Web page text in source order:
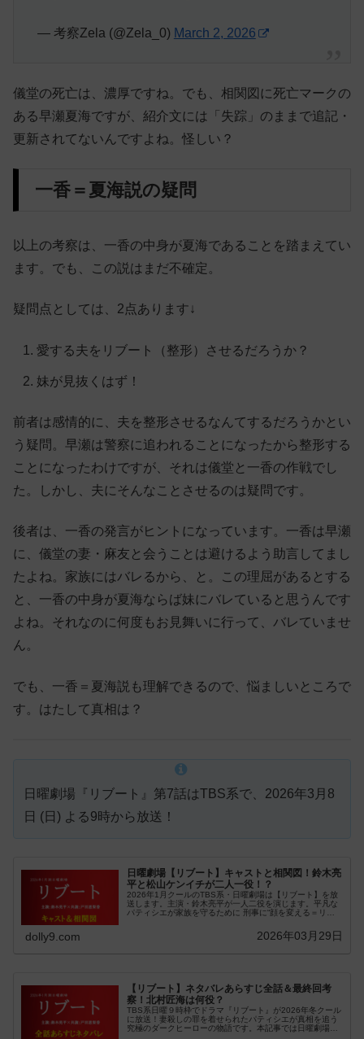
— 考察Zela (@Zela_0) March 2, 2026
儀堂の死亡は、濃厚ですね。でも、相関図に死亡マークの
ある早瀬夏海ですが、紹介文には「失踪」のままで追記・
更新されてないんですよね。怪しい？
一香＝夏海説の疑問
以上の考察は、一香の中身が夏海であることを踏まえてい
ます。でも、この説はまだ不確定。
疑問点としては、2点あります↓
愛する夫をリブート（整形）させるだろうか？
妹が見抜くはず！
前者は感情的に、夫を整形させるなんてするだろうかとい
う疑問。早瀬は警察に追われることになったから整形する
ことになったわけですが、それは儀堂と一香の作戦でし
た。しかし、夫にそんなことさせるのは疑問です。
後者は、一香の発言がヒントになっています。一香は早瀬
に、儀堂の妻・麻友と会うことは避けるよう助言してまし
たよね。家族にはバレるから、と。この理屈があるとする
と、一香の中身が夏海ならば妹にバレていると思うんです
よね。それなのに何度もお見舞いに行って、バレていませ
ん。
でも、一香＝夏海説も理解できるので、悩ましいところで
す。はたして真相は？
日曜劇場『リブート』第7話はTBS系で、2026年3月8
日 (日) よる9時から放送！
日曜劇場【リブート】キャストと相関図！鈴木亮
平と松山ケンイチが二人一役！？
2026年1月クールのTBS系・日曜劇場は【リブート】を放
送します。主演・鈴木亮平が一人二役を演じます。平凡な
パティシエが家族を守るために 刑事に“顔を変える＝リブ
dolly9.com 2026年03月29日
【リブート】ネタバレあらすじ全話＆最終回考
察！北村匠海は何役？
TBS系日曜９時枠でドラマ『リブート』が2026年冬クール
に放送！妻殺しの罪を着せられたパティシエが真相を追う
究極のダークヒーローの物語です。本記事では日曜劇場